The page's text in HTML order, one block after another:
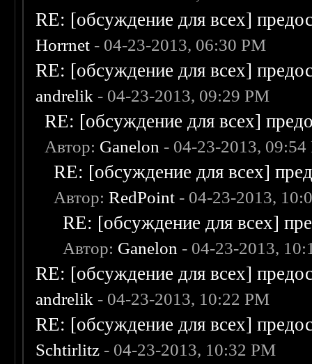
RE: [обсуждение для всех]
Horrnet - 04-23-2013, 06:30 PM
RE: [обсуждение для всех]
andrelik - 04-23-2013, 09:29 PM
RE: [обсуждение для всех]
Автор: Ganelon - 04-23-2013, 09:54
RE: [обсуждение для всех]
Автор:RedPoint - 04-23-2013,
RE: [обсуждение для всех]
Автор: Ganelon - 04-23-2013,
RE: [обсуждение для всех]
andrelik - 04-23-2013, 10:22 PM
RE: [обсуждение для всех]
Schtirlitz - 04-23-2013, 10:32 PM